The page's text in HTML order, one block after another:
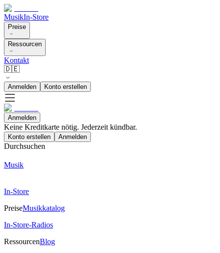
MusikIn-Store
Preise
Ressourcen
Kontakt
🇩🇪
Anmelden Konto erstellen
Anmelden
Keine Kreditkarte nötig. Jederzeit kündbar.
Konto erstellen Anmelden
Durchsuchen
Musik
In-Store
PreiseMusikkatalog
In-Store-Radios
RessourcenBlog